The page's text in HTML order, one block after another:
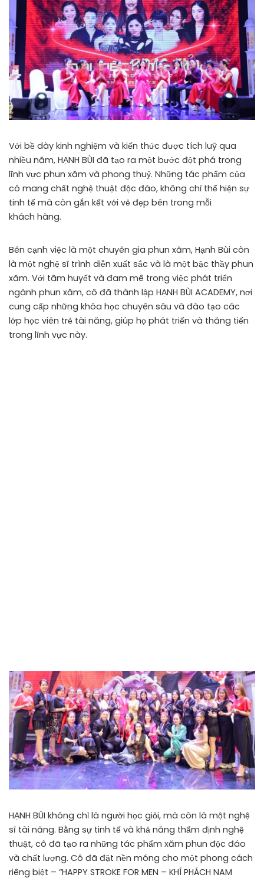
Với bề dày kinh nghiệm và kiến thức được tích luỹ qua
nhiều năm, HẠNH BÙI đã tạo ra một bước đột phá trong
lĩnh vực phun xăm và phong thuỷ. Những tác phẩm của
cô mang chất nghệ thuật độc đáo, không chỉ thể hiện sự
tinh tế mà còn gắn kết với vẻ đẹp bên trong mỗi
khách hàng.
Bên cạnh việc là một chuyên gia phun xăm, Hạnh Bùi còn
là một nghệ sĩ trình diễn xuất sắc và là một bậc thầy phun
xăm. Với tâm huyết và đam mê trong việc phát triển
ngành phun xăm, cô đã thành lập HẠNH BÙI ACADEMY, nơi
cung cấp những khóa học chuyên sâu và đào tạo các
lớp học viên trẻ tài năng, giúp họ phát triển và thăng tiến
trong lĩnh vực này.
HẠNH BÙI không chỉ là người học giỏi, mà còn là một nghệ
sĩ tài năng. Bằng sự tinh tế và khả năng thẩm định nghệ
thuật, cô đã tạo ra những tác phẩm xăm phun độc đáo
và chất lượng. Cô đã đặt nền móng cho một phong cách
riêng biệt – “HAPPY STROKE FOR MEN – KHÍ PHÁCH NAM